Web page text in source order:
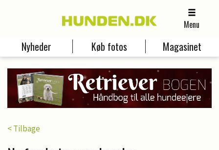
Menu
Nyheder Køb fotos Magasinet
< Tilbage